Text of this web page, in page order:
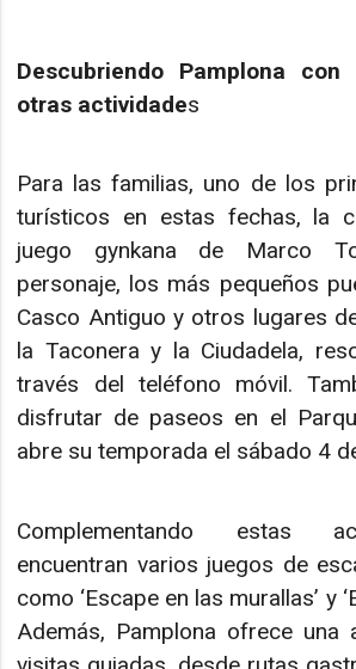
Descubriendo Pamplona
otras actividades
Para las familias, uno de los
turísticos en estas fechas, la
juego gynkana de Marco
personaje, los más pequeños
Casco Antiguo y otros lugares
la Taconera y la Ciudadela,
través del teléfono móvil.
disfrutar de paseos en el
abre su temporada el sábado 4
Complementando estas
encuentran varios juegos de
como ‘Escape en las murallas’ y
Además, Pamplona ofrece una